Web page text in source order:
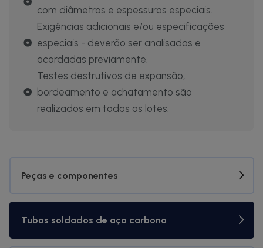
com diâmetros e espessuras especiais.
Exigências adicionais e/ou especificações
especiais - deverão ser analisadas e
acordadas previamente.
Testes destrutivos de expansão,
bordeamento e achatamento são
realizados em todos os lotes.
Peças e componentes
Tubos soldados de aço carbono